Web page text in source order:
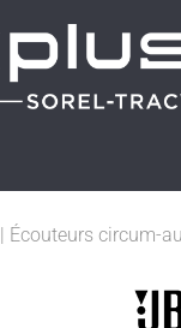
Écouteurs circum-